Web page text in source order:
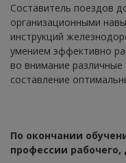
Составитель поездов
организационными
инструкций
умением эффективно
во внимание
составление
По окончании
профессии